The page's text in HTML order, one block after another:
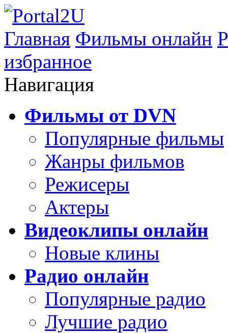
Главная Фильмы онлайн
избранное
Навигация
Фильмы от DVN
Популярные фильмы
Жанры фильмов
Режисеры
Актеры
Видеоклипы онлайн
Новые клины
Радио онлайн
Популярные радио
Лучшие радио